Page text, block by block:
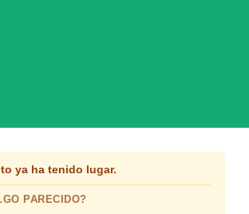
ya ha tenido lugar.
PARECIDO?